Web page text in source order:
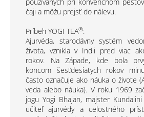
používaných pri konvenčnom
čaji a môžu prejsť do nálevu.
Príbeh YOGI TEA®:
Ajurvéda, starodávny systém
života, vznikla v Indii pred viac
rokov. Na Západe, kde bola
koncom šesťdesiatych rokov
často označuje ako náuka o živote
veda alebo náuka). V roku 1969
jogu Yogi Bhajan, majster
učiteľ ajurvédy a celostného